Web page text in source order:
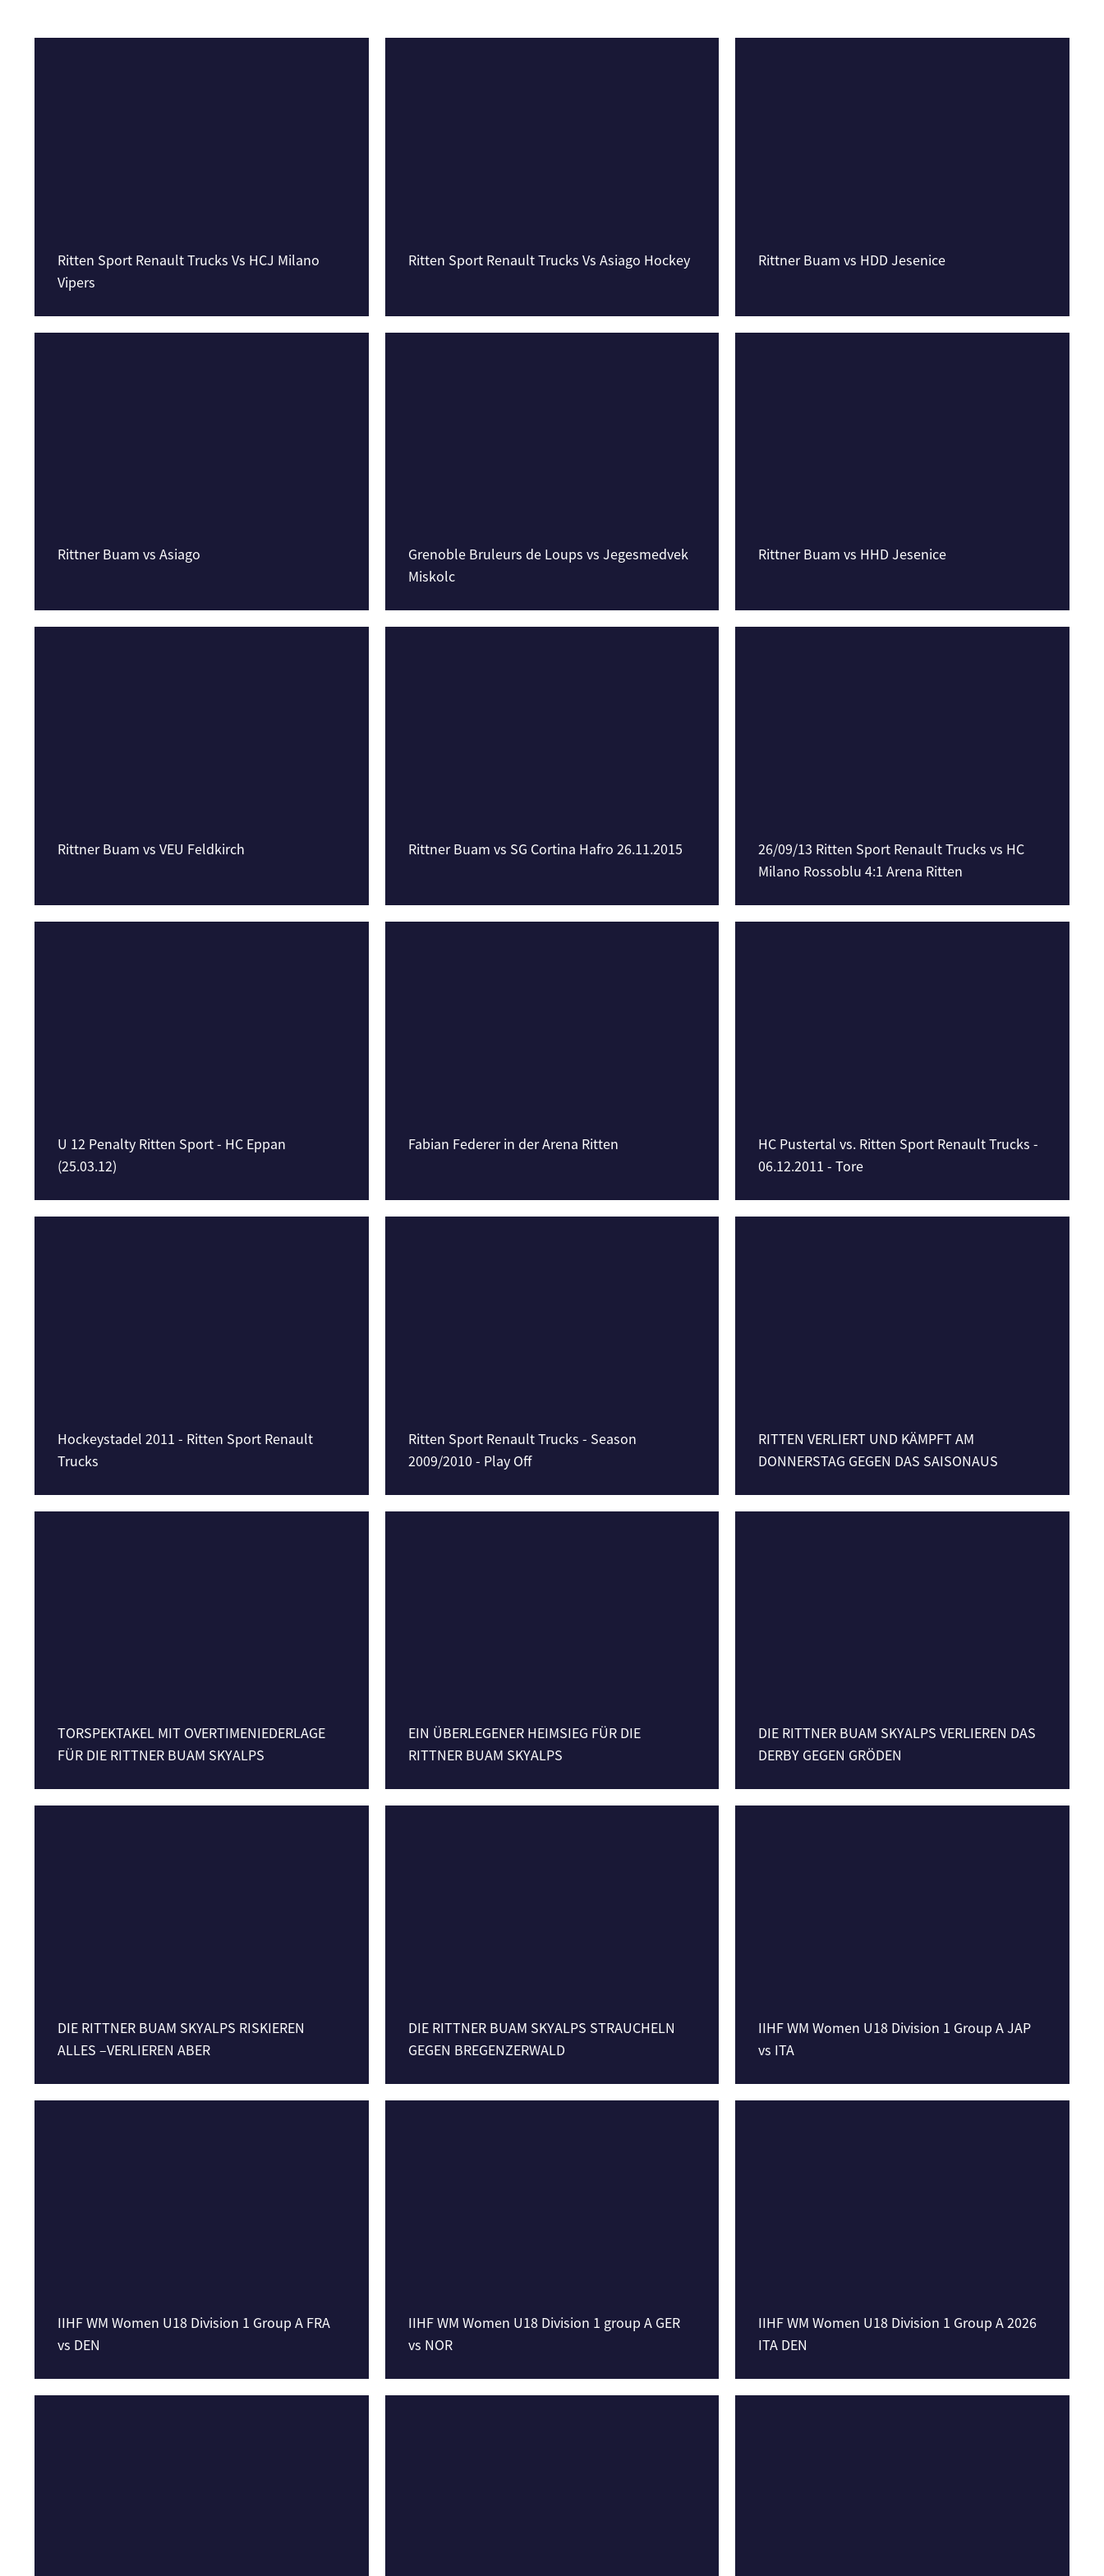
Ritten Sport Renault Trucks Vs HCJ Milano
Vipers
Ritten Sport Renault Trucks Vs Asiago Hockey Rittner Buam vs HDD Jesenice
Rittner Buam vs Asiago
Grenoble Bruleurs de Loups vs Jegesmedvek
Miskolc
Rittner Buam vs HHD Jesenice
Rittner Buam vs VEU Feldkirch Rittner Buam vs SG Cortina Hafro 26.11.2015
26/09/13 Ritten Sport Renault Trucks vs HC
Milano Rossoblu 4:1 Arena Ritten
U 12 Penalty Ritten Sport - HC Eppan
(25.03.12)
Fabian Federer in der Arena Ritten
HC Pustertal vs. Ritten Sport Renault Trucks -
06.12.2011 - Tore
Hockeystadel 2011 - Ritten Sport Renault
Trucks
Ritten Sport Renault Trucks - Season
2009/2010 - Play Off
RITTEN VERLIERT UND KÄMPFT AM
DONNERSTAG GEGEN DAS SAISONAUS
TORSPEKTAKEL MIT OVERTIMENIEDERLAGE
FÜR DIE RITTNER BUAM SKYALPS
EIN ÜBERLEGENER HEIMSIEG FÜR DIE
RITTNER BUAM SKYALPS
DIE RITTNER BUAM SKYALPS VERLIEREN DAS
DERBY GEGEN GRÖDEN
DIE RITTNER BUAM SKYALPS RISKIEREN
ALLES –VERLIEREN ABER
DIE RITTNER BUAM SKYALPS STRAUCHELN
GEGEN BREGENZERWALD
IIHF WM Women U18 Division 1 Group A JAP
vs ITA
IIHF WM Women U18 Division 1 Group A FRA
vs DEN
IIHF WM Women U18 Division 1 group A GER
vs NOR
IIHF WM Women U18 Division 1 Group A 2026
ITA DEN